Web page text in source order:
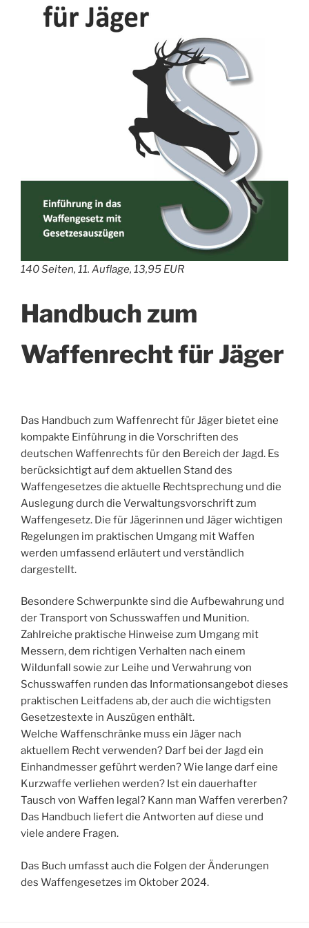
140 Seiten, 11. Auflage, 13,95 EUR
Handbuch zum
Waffenrecht für Jäger
Das Handbuch zum Waffenrecht für Jäger bietet eine
kompakte Einführung in die Vorschriften des
deutschen Waffenrechts für den Bereich der Jagd. Es
berücksichtigt auf dem aktuellen Stand des
Waffengesetzes die aktuelle Rechtsprechung und die
Auslegung durch die Verwaltungsvorschrift zum
Waffengesetz. Die für Jägerinnen und Jäger wichtigen
Regelungen im praktischen Umgang mit Waffen
werden umfassend erläutert und verständlich
dargestellt.
Besondere Schwerpunkte sind die Aufbewahrung und
der Transport von Schusswaffen und Munition.
Zahlreiche praktische Hinweise zum Umgang mit
Messern, dem richtigen Verhalten nach einem
Wildunfall sowie zur Leihe und Verwahrung von
Schusswaffen runden das Informationsangebot dieses
praktischen Leitfadens ab, der auch die wichtigsten
Gesetzestexte in Auszügen enthält.
Welche Waffenschränke muss ein Jäger nach
aktuellem Recht verwenden? Darf bei der Jagd ein
Einhandmesser geführt werden? Wie lange darf eine
Kurzwaffe verliehen werden? Ist ein dauerhafter
Tausch von Waffen legal? Kann man Waffen vererben?
Das Handbuch liefert die Antworten auf diese und
viele andere Fragen.
Das Buch umfasst auch die Folgen der Änderungen
des Waffengesetzes im Oktober 2024.